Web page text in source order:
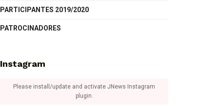
PARTICIPANTES 2019/2020
PATROCINADORES
Instagram
Please install/update and activate JNews Instagram
plugin.